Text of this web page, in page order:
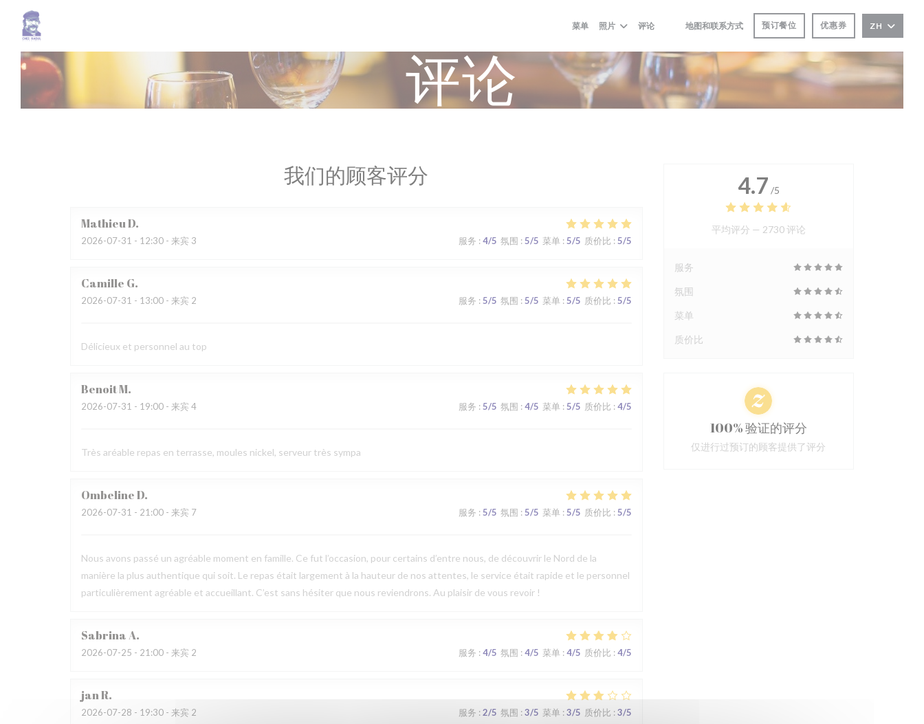
Cookie管理面板
菜单 照片 评论
((在新窗口中打开))
((在新窗口中打开))
地图和联系方式 预订餐位 优惠券 ZH
评论
我们的顾客评分
MathieuD
2026-07-31 - 12:30 - 来宾 3 服务 : 4/5 氛围 : 5/5 菜单: 5/5 质价比 : 5/5
Camille G
2026-07-31 - 13:00 - 来宾 2 服务 : 5/5 氛围 : 5/5 菜单: 5/5 质价比 : 5/5
Délicieux et personnel au top
BenoitM
2026-07-31 - 19:00 - 来宾 4 服务 : 5/5 氛围 : 4/5 菜单: 5/5 质价比 : 4/5
Très aréable repas en terrasse, moules nickel, serveur très sympa
OmbelineD
2026-07-31 - 21:00 - 来宾 7 服务 : 5/5 氛围 : 5/5 菜单: 5/5 质价比 : 5/5
Nous avons passé un agréable moment en famille. Ce fut l’occasion, pour certains d’entre nous, de découvrir le Nord de la
manière la plus authentique qui soit. Le repas était largement à la hauteur de nos attentes, le service était rapide et le personnel
particulièrement agréable et accueillant. C’est sans hésiter que nous reviendrons. Au plaisir de vous revoir !
SabrinaA
2026-07-25 - 21:00 - 来宾 2 服务 : 4/5 氛围 : 4/5 菜单: 4/5 质价比 : 4/5
janR
2026-07-28 - 19:30 - 来宾 2 服务 : 2/5 氛围 : 3/5 菜单: 3/5 质价比 : 3/5
4.7 /5
平均评分 — 2730 评论
服务
氛围
菜单
质价比
100% 验证的评分
仅进行过预订的顾客提供了评分